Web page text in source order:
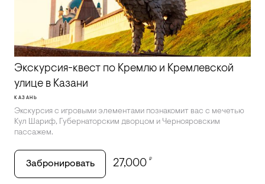
Экскурсия-квест по Кремлю и Кремлевской
улице в Казани
КАЗАНЬ
Экскурсия с игровыми элементами познакомит вас с мечетью
Кул Шариф, Губернаторским дворцом и Чернояровским
пассажем.
Забронировать 27,000 ₽